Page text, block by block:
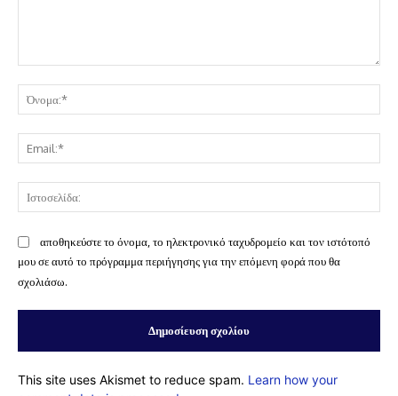
αποθηκεύστε το όνομα, το ηλεκτρονικό ταχυδρομείο και τον ιστότοπό
μου σε αυτό το πρόγραμμα περιήγησης για την επόμενη φορά που θα
σχολιάσω.
This site uses Akismet to reduce spam. Learn how your